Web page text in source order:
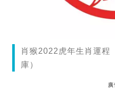
肖猴2022虎年生肖運程
庫）
廣